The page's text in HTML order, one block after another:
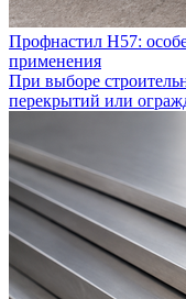
Профнастил Н57:
применения
При выборе
перекрытий или